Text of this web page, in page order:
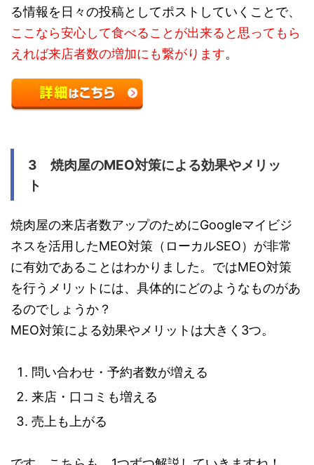
る情報を日々の投稿としてポストしていくことで、
ここなら安心して食べることが出来ると思ってもら
えれば来店者数の増加にも繋がります。
3 焼肉屋のMEO対策による効果やメリッ
ト
焼肉屋の来店者数アップのためにGoogleマイビジ
ネスを活用したMEO対策（ローカルSEO）が非常
に有効であることはわかりました。ではMEO対策
を行うメリットには、具体的にどのようなものがあ
るのでしょうか？
MEO対策による効果やメリットは大きく3つ。
問い合わせ・予約者数が増える
来店・口コミも増える
売上も上がる